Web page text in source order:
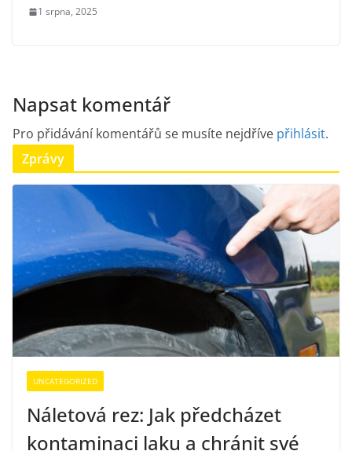
1 srpna, 2025
Napsat komentář
Pro přidávání komentářů se musíte nejdříve přihlásit.
Zprávy
UNCATEGORIZED
Náletová rez: Jak předcházet
kontaminaci laku a chránit své